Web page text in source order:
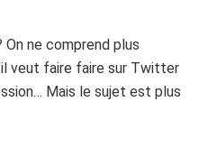
ne comprend plus
veut faire faire sur Twitter
Mais le sujet est plus